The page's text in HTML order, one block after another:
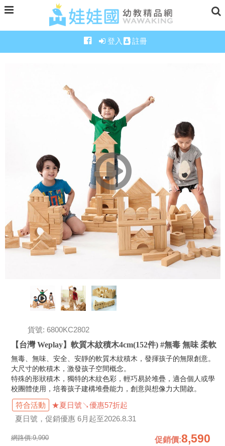
登入 註冊
貨號: 6800KC2802
【台灣 Weplay】軟質木紋積木4cm(152件) #無毒 無味 柔軟
無毒、無味、安全、安靜的軟質木紋積木，發揮孩子的無限創意。
大尺寸的軟積木，激發孩子空間概念。
特殊的形狀積木，獨特的木紋色彩，輕巧易於堆疊，適合個人或學
校團體使用，培養孩子建構堆疊能力，創意與想像力大開啟。
符合活動
★夏日號↘優惠57折起
夏日號，促銷優惠 6月起至2026.8.31
網路價:9,990 促銷價:8,590